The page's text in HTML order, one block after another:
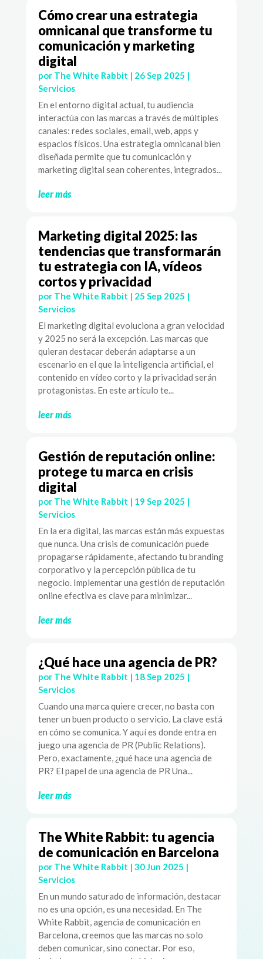
Cómo crear una estrategia
omnicanal que transforme tu
comunicación y marketing
digital
por The White Rabbit | 26 Sep 2025 |
Servicios
En el entorno digital actual, tu audiencia
interactúa con las marcas a través de múltiples
canales: redes sociales, email, web, apps y
espacios físicos. Una estrategia omnicanal bien
diseñada permite que tu comunicación y
marketing digital sean coherentes, integrados...
leer más
Marketing digital 2025: las
tendencias que transformarán
tu estrategia con IA, vídeos
cortos y privacidad
por The White Rabbit | 25 Sep 2025 |
Servicios
El marketing digital evoluciona a gran velocidad
y 2025 no será la excepción. Las marcas que
quieran destacar deberán adaptarse a un
escenario en el que la inteligencia artificial, el
contenido en vídeo corto y la privacidad serán
protagonistas. En este artículo te...
leer más
Gestión de reputación online:
protege tu marca en crisis
digital
por The White Rabbit | 19 Sep 2025 |
Servicios
En la era digital, las marcas están más expuestas
que nunca. Una crisis de comunicación puede
propagarse rápidamente, afectando tu branding
corporativo y la percepción pública de tu
negocio. Implementar una gestión de reputación
online efectiva es clave para minimizar...
leer más
¿Qué hace una agencia de PR?
por The White Rabbit | 18 Sep 2025 |
Servicios
Cuando una marca quiere crecer, no basta con
tener un buen producto o servicio. La clave está
en cómo se comunica. Y aquí es donde entra en
juego una agencia de PR (Public Relations).
Pero, exactamente, ¿qué hace una agencia de
PR? El papel de una agencia de PR Una...
leer más
The White Rabbit: tu agencia
de comunicación en Barcelona
por The White Rabbit | 30 Jun 2025 |
Servicios
En un mundo saturado de información, destacar
no es una opción, es una necesidad. En The
White Rabbit, agencia de comunicación en
Barcelona, creemos que las marcas no solo
deben comunicar, sino conectar. Por eso,